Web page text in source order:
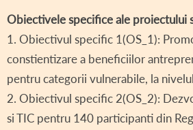
Obiectivele specifice ale proiectului
1. Obiectivul specific 1(OS_1):
constientizare a beneficiilor
pentru categorii vulnerabile, la
2. Obiectivul specific 2(OS_2):
si TIC pentru 140 participanti din